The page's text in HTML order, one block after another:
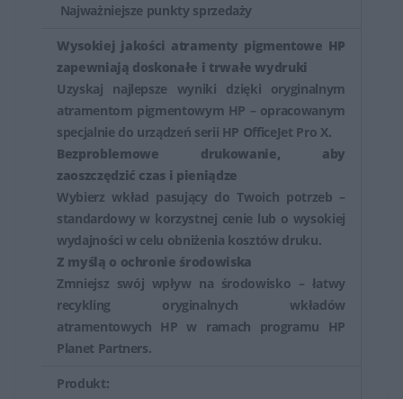
Najważniejsze punkty sprzedaży
Wysokiej jakości atramenty pigmentowe HP
zapewniają doskonałe i trwałe wydruki
Uzyskaj najlepsze wyniki dzięki oryginalnym
atramentom pigmentowym HP – opracowanym
specjalnie do urządzeń serii HP OfficeJet Pro X.
Bezproblemowe drukowanie, aby
zaoszczędzić czas i pieniądze
Wybierz wkład pasujący do Twoich potrzeb –
standardowy w korzystnej cenie lub o wysokiej
wydajności w celu obniżenia kosztów druku.
Z myślą o ochronie środowiska
Zmniejsz swój wpływ na środowisko – łatwy
recykling oryginalnych wkładów
atramentowych HP w ramach programu HP
Planet Partners.
Produkt: